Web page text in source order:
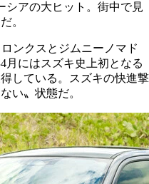
シアの大ヒット。街中で見
。
ンクスとジムニーノマド
月にはスズキ史上初となる
している。スズキの快進撃
い〟状態だ。